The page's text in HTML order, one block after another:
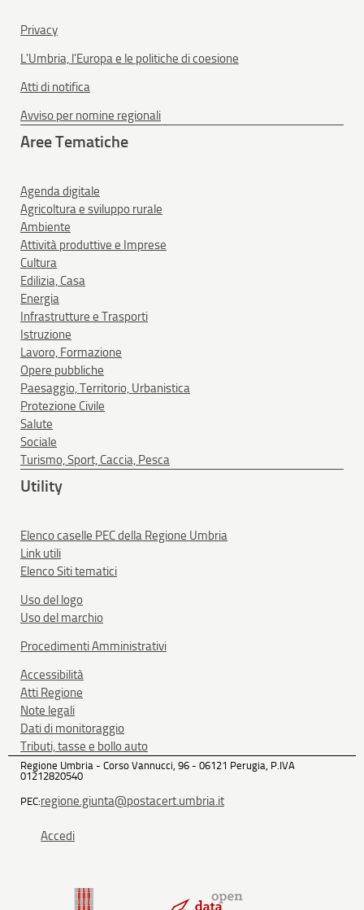
Privacy
L'Umbria, l'Europa e le politiche di coesione
Atti di notifica
Avviso per nomine regionali
Aree Tematiche
Agenda digitale
Agricoltura e sviluppo rurale
Ambiente
Attività produttive e Imprese
Cultura
Edilizia, Casa
Energia
Infrastrutture e Trasporti
Istruzione
Lavoro, Formazione
Opere pubbliche
Paesaggio, Territorio, Urbanistica
Protezione Civile
Salute
Sociale
Turismo, Sport, Caccia, Pesca
Utility
Elenco caselle PEC della Regione Umbria
Link utili
Elenco Siti tematici
Uso del logo
Uso del marchio
Procedimenti Amministrativi
Accessibilità
Atti Regione
Note legali
Dati di monitoraggio
Tributi, tasse e bollo auto
Regione Umbria - Corso Vannucci, 96 - 06121 Perugia, P.IVA
01212820540
PEC:regione.giunta@postacert.umbria.it
Accedi